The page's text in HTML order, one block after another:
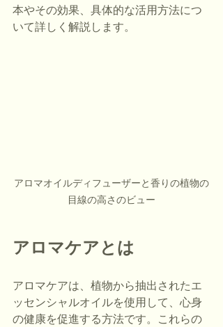
本やその効果、具体的な活用方法につ
いて詳しく解説します。
アロマオイルディフューザーと香りの植物の
目線の高さのビュー
アロマケアとは
アロマケアは、植物から抽出されたエ
ッセンシャルオイルを使用して、心身
の健康を促進する方法です。これらの